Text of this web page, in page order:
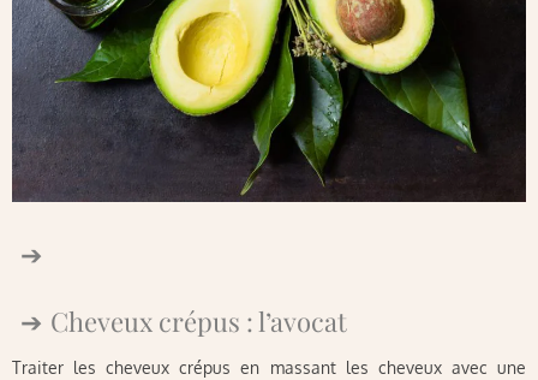
Cheveux crépus : l’avocat
Traiter les cheveux crépus en massant les cheveux avec une